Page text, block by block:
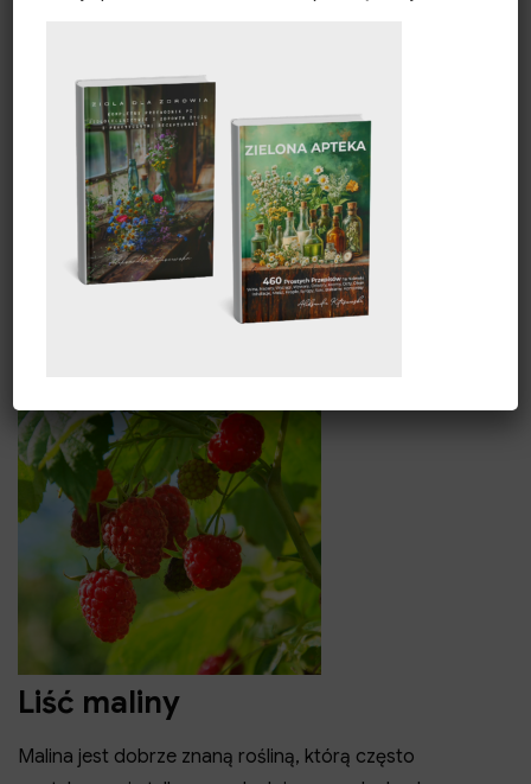
napięcia, poprawy snu i redukcji objawów depresji.
Wewnętrznie, lawenda jest stosowana w postaci
herbaty do łagodzenia problemów z trawieniem, takich
jak wzdęcia, kolki czy niestrawność. Lawenda ma
również właściwości przeciwbakteryjne i
przeciwgrzybicze, dzięki czemu jest często stosowana
do pielęgnacji skóry, a także do leczenia drobnych ran i
Liść maliny
Malina jest dobrze znaną rośliną, którą często